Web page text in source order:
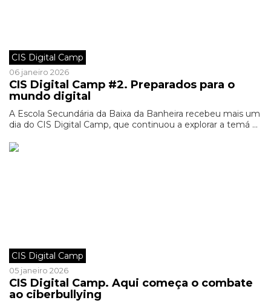
CIS Digital Camp
06 janeiro 2026
CIS Digital Camp #2. Preparados para o
mundo digital
A Escola Secundária da Baixa da Banheira recebeu mais um
dia do CIS Digital Camp, que continuou a explorar a temá ...
CIS Digital Camp
05 janeiro 2026
CIS Digital Camp. Aqui começa o combate
ao ciberbullying